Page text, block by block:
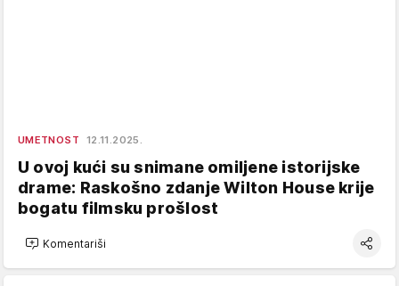
UMETNOST 12.11.2025.
U ovoj kući su snimane omiljene istorijske
drame: Raskošno zdanje Wilton House krije
bogatu filmsku prošlost
Komentariši